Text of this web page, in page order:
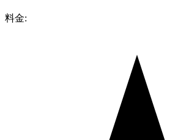
料金: